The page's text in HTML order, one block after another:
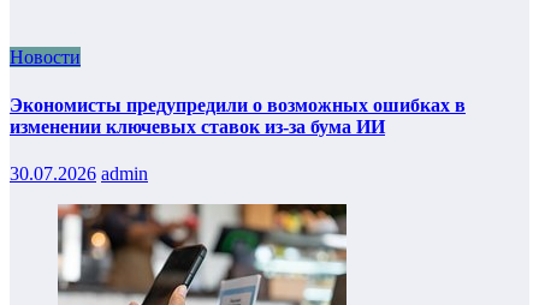
Новости
Экономисты предупредили о возможных ошибках в
изменении ключевых ставок из-за бума ИИ
30.07.2026 admin